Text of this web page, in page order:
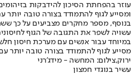
עוזר בהפחתת הסיכון להידבקות
ומסייע לגוף להתמודד בצורה טובה יותר
בנוסף, מספר מחקרים מצביעים על כך
עשויה לשפר את התגובה של הגוף
במיוחד עבור אנשים עם מערכת חיסון
מסייע לגוף להתמודד בצורה טובה יותר
ירוק,צילום: המחשה - מידג'רני
עשיר בנוגדי חמצון